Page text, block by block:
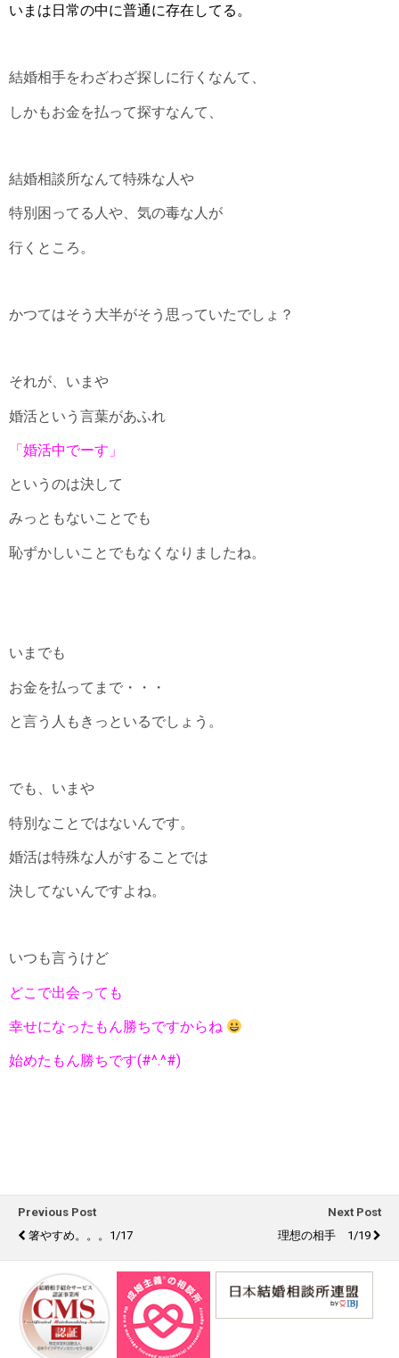
いまは日常の中に普通に存在してる。
結婚相手をわざわざ探しに行くなんて、
しかもお金を払って探すなんて、
結婚相談所なんて特殊な人や
特別困ってる人や、気の毒な人が
行くところ。
かつてはそう大半がそう思っていたでしょ？
それが、いまや
婚活という言葉があふれ
「婚活中でーす」
というのは決して
みっともないことでも
恥ずかしいことでもなくなりましたね。
いまでも
お金を払ってまで・・・
と言う人もきっといるでしょう。
でも、いまや
特別なことではないんです。
婚活は特殊な人がすることでは
決してないんですよね。
いつも言うけど
どこで出会っても
幸せになったもん勝ちですからね
始めたもん勝ちです(#^.^#)
Previous Post
箸やすめ。。。1/17
Next Post
理想の相手 1/19